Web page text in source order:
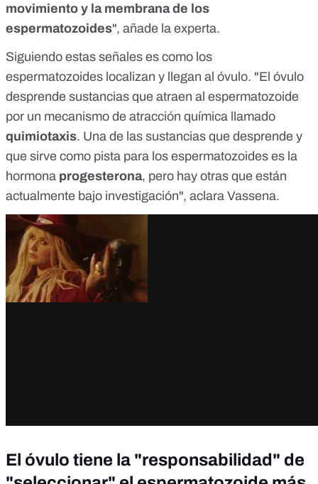
movimiento y la membrana de los
espermatozoides", añade la experta.
Siguiendo estas señales es como los
espermatozoides localizan y llegan al óvulo. "El óvulo
desprende sustancias que atraen al espermatozoide
por un mecanismo de atracción química llamado
quimiotaxis. Una de las sustancias que desprende y
que sirve como pista para los espermatozoides es la
hormona progesterona, pero hay otras que están
actualmente bajo investigación", aclara Vassena.
El óvulo tiene la "responsabilidad" de